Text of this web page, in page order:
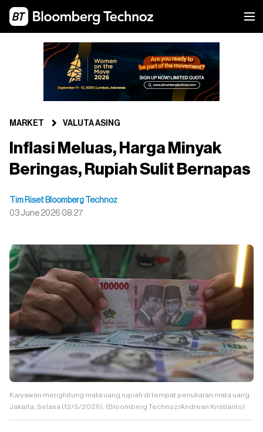
MARKET VALUTA ASING
Inflasi Meluas, Harga Minyak
Beringas, Rupiah Sulit Bernapas
Tim Riset Bloomberg Technoz
03 June 2026 08:27
Karyawan menghitung mata uang rupiah di tempat penukaran mata uang,
Jakarta, Selasa (12/5/2026). (Bloomberg Technoz/Andrean Kristianto)